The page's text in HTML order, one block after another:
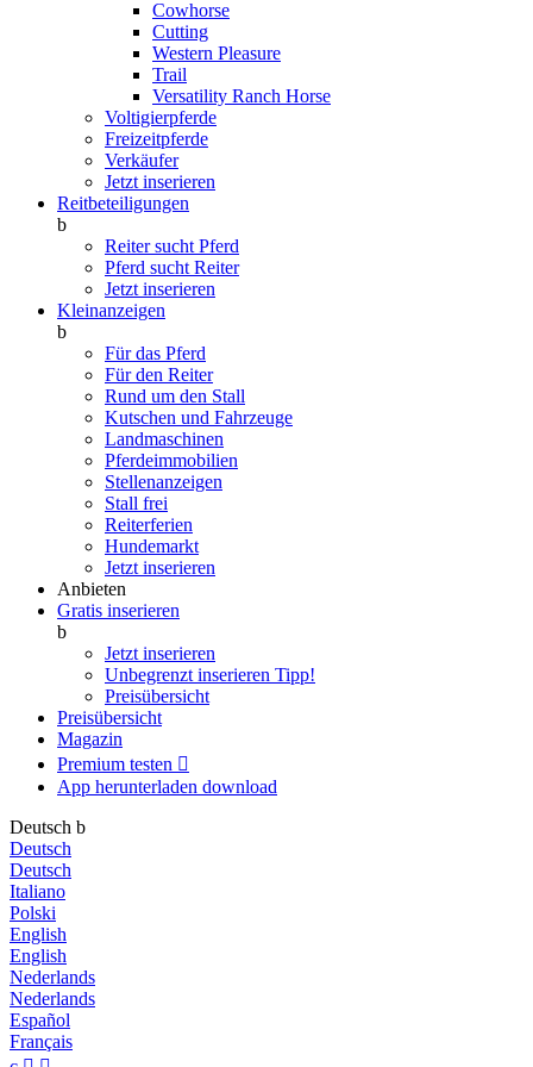
Cowhorse
Cutting
Western Pleasure
Trail
Versatility Ranch Horse
Voltigierpferde
Freizeitpferde
Verkäufer
Jetzt inserieren
Reitbeteiligungen
b
Reiter sucht Pferd
Pferd sucht Reiter
Jetzt inserieren
Kleinanzeigen
b
Für das Pferd
Für den Reiter
Rund um den Stall
Kutschen und Fahrzeuge
Landmaschinen
Pferdeimmobilien
Stellenanzeigen
Stall frei
Reiterferien
Hundemarkt
Jetzt inserieren
Anbieten
Gratis inserieren
b
Jetzt inserieren
Unbegrenzt inserieren Tipp!
Preisübersicht
Preisübersicht
Magazin
Premium testen 
App herunterladen download
Deutsch b
Deutsch
Deutsch
Italiano
Polski
English
English
Nederlands
Nederlands
Español
Français